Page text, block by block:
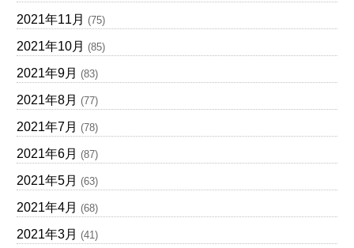
2021年11月 (75)
2021年10月 (85)
2021年9月 (83)
2021年8月 (77)
2021年7月 (78)
2021年6月 (87)
2021年5月 (63)
2021年4月 (68)
2021年3月 (41)